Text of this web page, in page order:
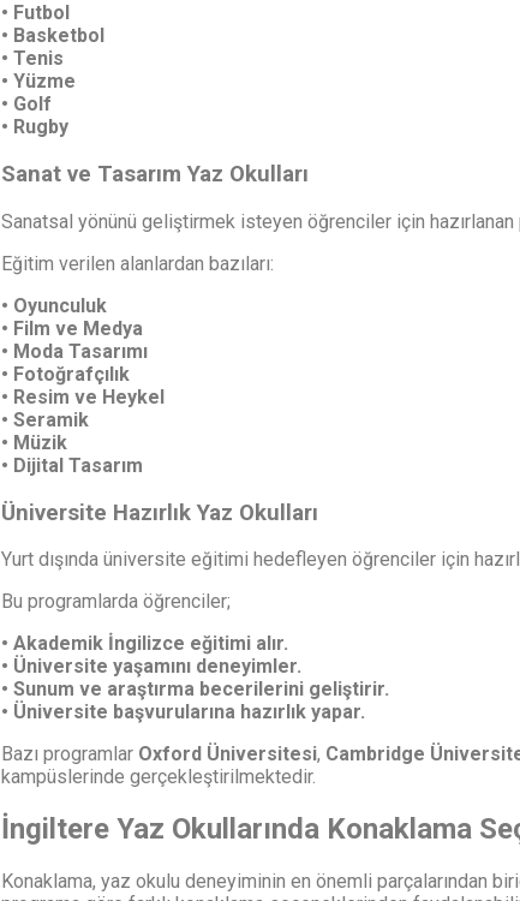
• Futbol
• Basketbol
• Tenis
• Yüzme
• Golf
• Rugby
Sanat ve Tasarım Yaz Okulları
Sanatsal yönünü geliştirmek isteyen öğrenciler için hazırlanan
Eğitim verilen alanlardan bazıları:
• Oyunculuk
• Film ve Medya
• Moda Tasarımı
• Fotoğrafçılık
• Resim ve Heykel
• Seramik
• Müzik
• Dijital Tasarım
Üniversite Hazırlık Yaz Okulları
Yurt dışında üniversite eğitimi hedefleyen öğrenciler için
Bu programlarda öğrenciler;
• Akademik İngilizce eğitimi alır.
• Üniversite yaşamını deneyimler.
• Sunum ve araştırma becerilerini geliştirir.
• Üniversite başvurularına hazırlık yapar.
Bazı programlar Oxford Üniversitesi, Cambridge
kampüslerinde gerçekleştirilmektedir.
İngiltere Yaz Okullarında Konaklama
Konaklama, yaz okulu deneyiminin en önemli parçalarından